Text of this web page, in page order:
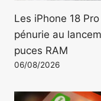
Les iPhone 18
pénurie au
puces RAM
06/08/2026